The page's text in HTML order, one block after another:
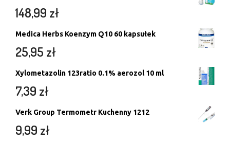
148,99 zł
Medica Herbs Koenzym Q10 60 kapsułek
25,95 zł
Xylometazolin 123ratio 0.1% aerozol 10 ml
7,39 zł
Verk Group Termometr Kuchenny 1212
9,99 zł